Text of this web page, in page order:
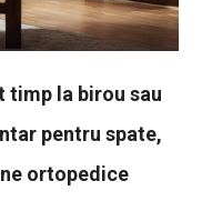
timp la birou sau
pentru spate,
ortopedice